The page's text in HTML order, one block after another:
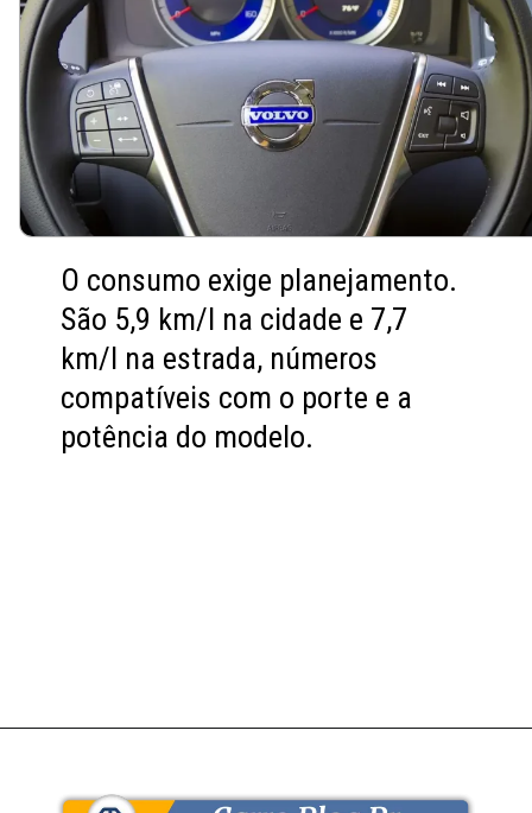
O consumo exige planejamento.
São 5,9 km/l na cidade e 7,7
km/l na estrada, números
compatíveis com o porte e a
potência do modelo.